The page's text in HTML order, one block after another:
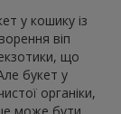
у кошику із
віп
що
букет у
органіки,
може бути